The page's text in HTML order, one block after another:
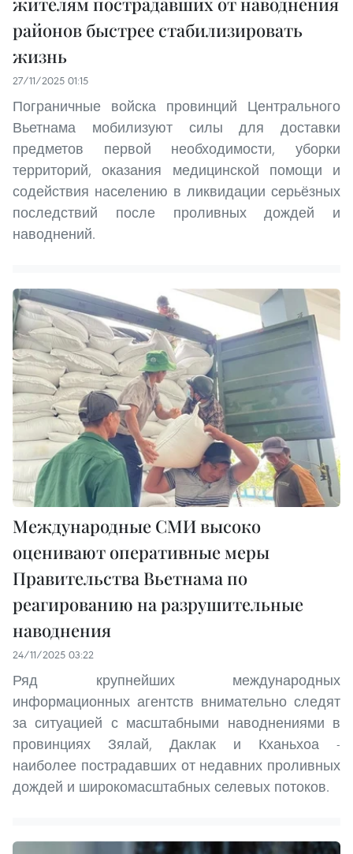
районов быстрее стабилизировать
жизнь
27/11/2025 01:15
Пограничные войска провинций Центрального
Вьетнама мобилизуют силы для доставки
предметов первой необходимости, уборки
территорий, оказания медицинской помощи и
содействия населению в ликвидации серьёзных
последствий после проливных дождей и
наводнений.
Международные СМИ высоко
оценивают оперативные меры
Правительства Вьетнама по
реагированию на разрушительные
наводнения
24/11/2025 03:22
Ряд крупнейших международных
информационных агентств внимательно следят
за ситуацией с масштабными наводнениями в
провинциях Зялай, Даклак и Кханьхоа -
наиболее пострадавших от недавних проливных
дождей и широкомасштабных селевых потоков.